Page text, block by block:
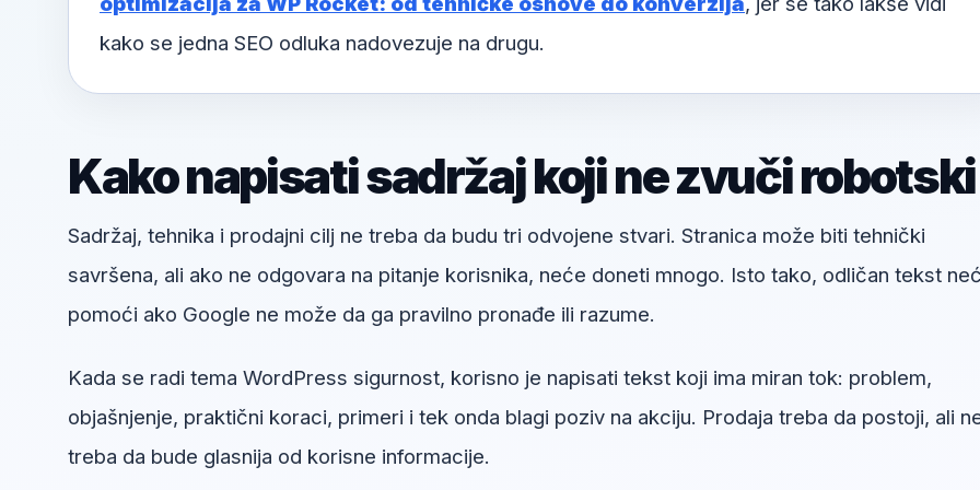
kako se jedna SEO odluka nadovezuje na drugu.
Kako napisati sadržaj koji ne zvuči robotski
Sadržaj, tehnika i prodajni cilj ne treba da budu tri odvojene stvari. Stranica može biti tehnički
savršena, ali ako ne odgovara na pitanje korisnika, neće doneti mnogo. Isto tako, odličan tekst
pomoći ako Google ne može da ga pravilno pronađe ili razume.
Kada se radi tema WordPress sigurnost, korisno je napisati tekst koji ima miran tok: problem,
objašnjenje, praktični koraci, primeri i tek onda blagi poziv na akciju. Prodaja treba da postoji, ali
treba da bude glasnija od korisne informacije.